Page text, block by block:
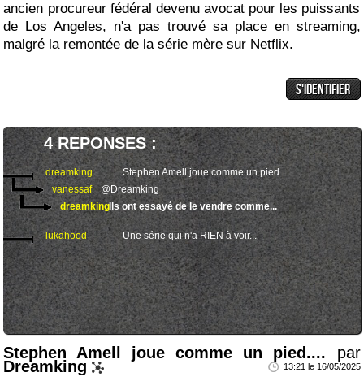
ancien procureur fédéral devenu avocat pour les puissants
de Los Angeles, n'a pas trouvé sa place en streaming,
malgré la remontée de la série mère sur Netflix.
4 REPONSES :
dreamking
Stephen Amell joue comme un pied....
vanessaf
@Dreamking
dreamkingIls ont essayé de le vendre comme...
lukahood Une série qui n'a RIEN à voir...
Stephen Amell joue comme un pied.... par
Dreamking 13:21 le 16/05/2025